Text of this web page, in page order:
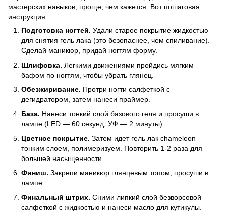
мастерских навыков, проще, чем кажется. Вот пошаговая
инструкция:
Подготовка ногтей. Удали старое покрытие жидкостью
для снятия гель лака (это безопаснее, чем спиливание).
Сделай маникюр, придай ногтям форму.
Шлифовка. Легкими движениями пройдись мягким
бафом по ногтям, чтобы убрать глянец.
Обезжиривание. Протри ногти салфеткой с
дегидратором, затем нанеси праймер.
База. Нанеси тонкий слой базового геля и просуши в
лампе (LED — 60 секунд, УФ — 2 минуты).
Цветное покрытие. Затем идет гель лак chameleon
тонким слоем, полимеризуем. Повторить 1-2 раза для
большей насыщенности.
Финиш. Закрепи маникюр глянцевым топом, просуши в
лампе.
Финальный штрих. Сними липкий слой безворсовой
салфеткой с жидкостью и нанеси масло для кутикулы.